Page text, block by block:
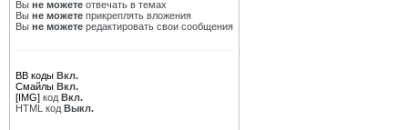
Вы не можете отвечать в темах
Вы не можете прикреплять вложения
Вы не можете редактировать свои сообщения
BB коды Вкл.
Смайлы Вкл.
[IMG] код Вкл.
HTML код Выкл.